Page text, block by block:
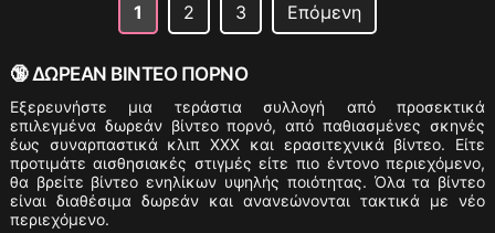
1 2 3 Επόμενη
🔞 ΔΩΡΕΑΝ ΒΙΝΤΕΟ ΠΟΡΝΟ
Εξερευνήστε μια τεράστια συλλογή από προσεκτικά
επιλεγμένα δωρεάν βίντεο πορνό, από παθιασμένες σκηνές
έως συναρπαστικά κλιπ XXX και ερασιτεχνικά βίντεο. Είτε
προτιμάτε αισθησιακές στιγμές είτε πιο έντονο περιεχόμενο,
θα βρείτε βίντεο ενηλίκων υψηλής ποιότητας. Όλα τα βίντεο
είναι διαθέσιμα δωρεάν και ανανεώνονται τακτικά με νέο
περιεχόμενο.